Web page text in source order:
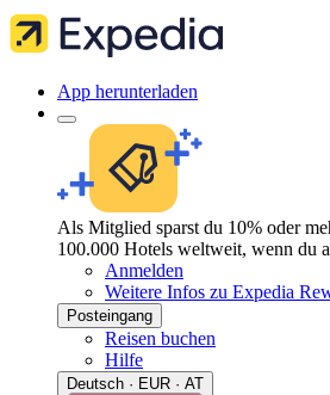
App herunterladen
Als Mitglied sparst du 10% oder
100.000 Hotels weltweit, wenn du
Anmelden
Weitere Infos zu Expedia
Posteingang
Reisen buchen
Hilfe
Deutsch · EUR · AT